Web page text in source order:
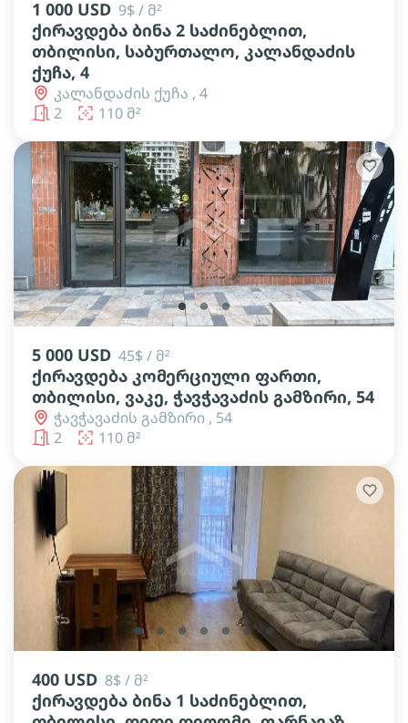
1 000 USD 9$ / მ²
ქირავდება ბინა 2 საძინებლით,
თბილისი, საბურთალო, კალანდაძის
ქუჩა, 4
კალანდაძის ქუჩა , 4
2
110 მ²
lens lens lens
5 000 USD 45$ / მ²
ქირავდება კომერციული ფართი,
თბილისი, ვაკე, ჭავჭავაძის გამზირი, 54
ჭავჭავაძის გამზირი , 54
2
110 მ²
lens lens lens lens lens lens lens
400 USD 8$ / მ²
ქირავდება ბინა 1 საძინებლით,